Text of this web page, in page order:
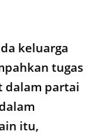
keluarga
tugas
dalam partai
itu,